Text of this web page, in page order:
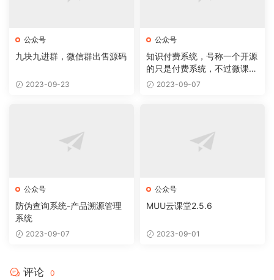
公众号
九块九进群，微信群出售源码
2023-09-23
公众号
知识付费系统，号称一个开源
的只是付费系统，不过微课堂
还是比较不错的！
2023-09-07
公众号
防伪查询系统-产品溯源管理
系统
2023-09-07
公众号
MUU云课堂2.5.6
2023-09-01
评论 0